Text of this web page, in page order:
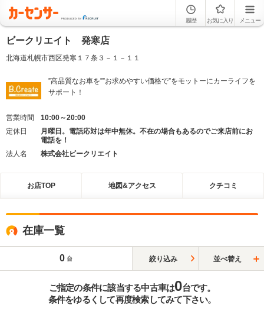
履歴 お気に入り メニュー
ビークリエイト 発寒店
北海道札幌市西区発寒１７条３－１－１１
”高品質なお車を””お求めやすい価格で”をモットーにカーライフを
サポート！
営業時間
10:00～20:00
定休日
月曜日。電話応対は年中無休。不在の場合もあるのでご来店前にお
電話を！
法人名
株式会社ビークリエイト
お店TOP 地図&アクセス クチコミ
在庫一覧
0 台 絞り込み 並べ替え
ご指定の条件に該当する中古車は0台です。
条件をゆるくして再度検索してみて下さい。